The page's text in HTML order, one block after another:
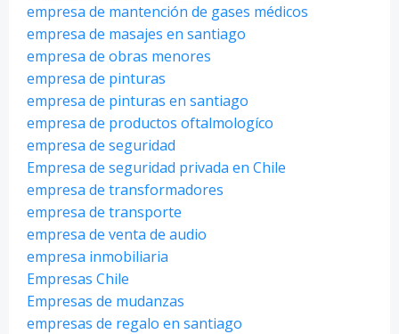
empresa de mantención de gases médicos
empresa de masajes en santiago
empresa de obras menores
empresa de pinturas
empresa de pinturas en santiago
empresa de productos oftalmologíco
empresa de seguridad
Empresa de seguridad privada en Chile
empresa de transformadores
empresa de transporte
empresa de venta de audio
empresa inmobiliaria
Empresas Chile
Empresas de mudanzas
empresas de regalo en santiago